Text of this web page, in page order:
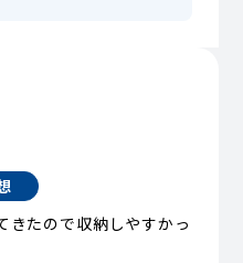
きたので収納しやすかっ